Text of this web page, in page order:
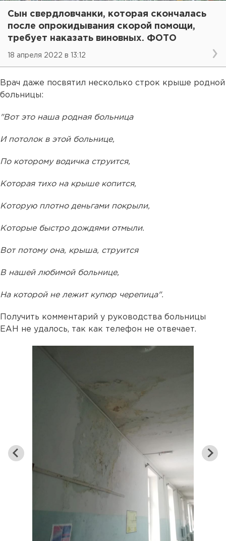
Сын свердловчанки, которая скончалась
после опрокидывания скорой помощи,
требует наказать виновных. ФОТО
18 апреля 2022 в 13:12
Врач даже посвятил несколько строк крыше родной
больницы:
"Вот это наша родная больница
И потолок в этой больнице,
По которому водичка струится,
Которая тихо на крыше копится,
Которую плотно деньгами покрыли,
Которые быстро дождями отмыли.
Вот потому она, крыша, струится
В нашей любимой больнице,
На которой не лежит купюр черепица".
Получить комментарий у руководства больницы
ЕАН не удалось, так как телефон не отвечает.